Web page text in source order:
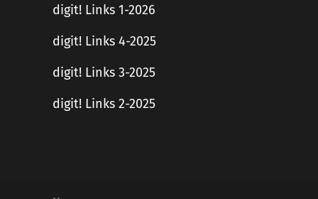
digit! Links 1-2026
digit! Links 4-2025
digit! Links 3-2025
digit! Links 2-2025